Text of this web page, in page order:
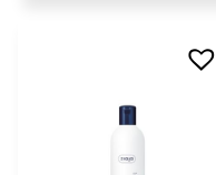
wybrać
na
stronie
produktu